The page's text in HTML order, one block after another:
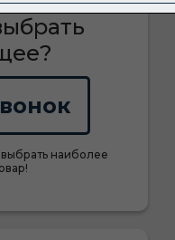
наиболее